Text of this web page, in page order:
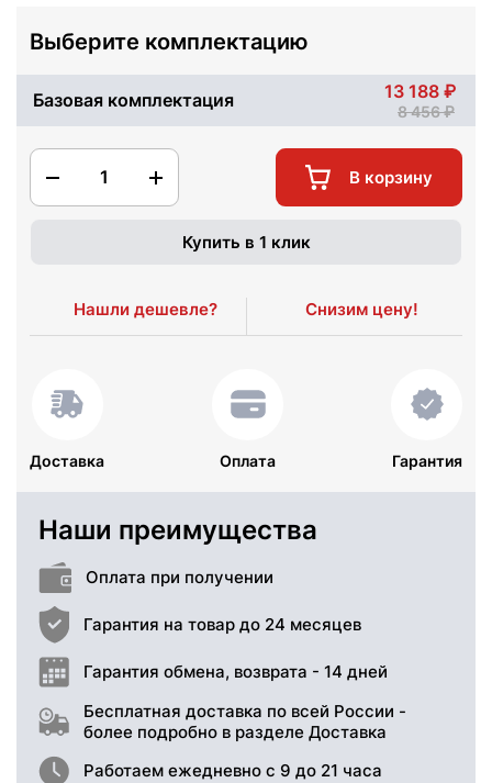
Выберите комплектацию
Базовая комплектация 13 188
8 456
1 В корзину
Купить в 1 клик
Нашли дешевле? Снизим цену!
Доставка Оплата Гарантия
Наши преимущества
Оплата при получении
Гарантия на товар до 24 месяцев
Гарантия обмена, возврата - 14 дней
Бесплатная доставка по всей России -
более подробно в разделе Доставка
Работаем ежедневно с 9 до 21 часа